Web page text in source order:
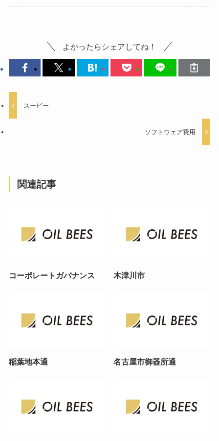
よかったらシェアしてね！
スービー
ソフトウェア費用
関連記事
コーポレートガバナンス 木津川市
稲葉地本通 名古屋市御器所通